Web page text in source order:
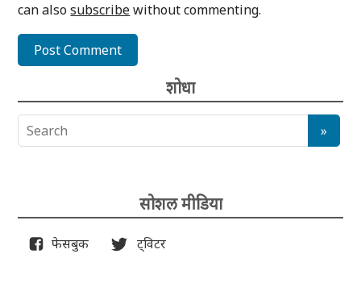
can alsosubscribewithout commenting.
शोधा
सोशल मीडिया
फेसबुक ट्विटर